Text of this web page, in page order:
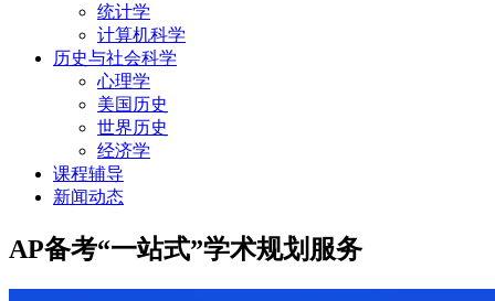
统计学
计算机科学
历史与社会科学
心理学
美国历史
世界历史
经济学
课程辅导
新闻动态
AP备考“一站式”学术规划服务